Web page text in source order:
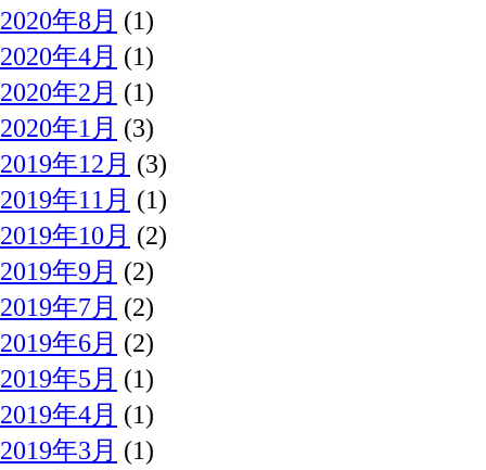
2020年8月 (1)
2020年4月 (1)
2020年2月 (1)
2020年1月 (3)
2019年12月 (3)
2019年11月 (1)
2019年10月 (2)
2019年9月 (2)
2019年7月 (2)
2019年6月 (2)
2019年5月 (1)
2019年4月 (1)
2019年3月 (1)